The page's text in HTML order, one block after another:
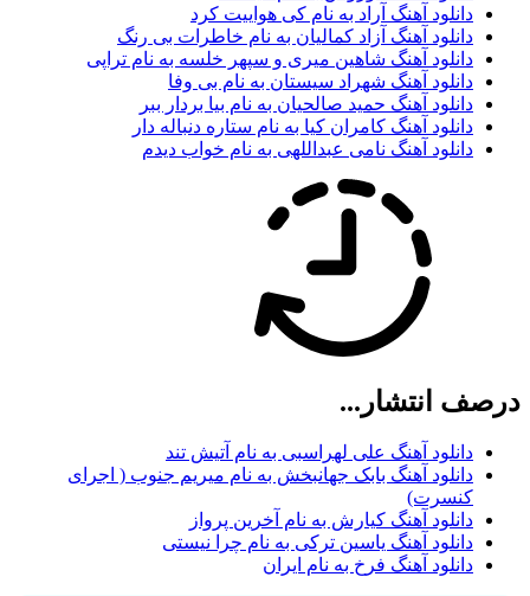
دانلود آهنگ آراد به نام کی هواییت کرد
دانلود آهنگ آزاد کمالیان به نام خاطرات بی رنگ
دانلود آهنگ شاهین میری و سپهر خلسه به نام تراپی
دانلود آهنگ شهراد سیستان به نام بی وفا
دانلود آهنگ حمید صالحیان به نام بیا بردار ببر
دانلود آهنگ کامران کیا به نام ستاره دنباله دار
دانلود آهنگ نامی عبداللهی به نام خواب دیدم
درصف انتشار...
دانلود آهنگ علی لهراسبی به نام آتیش تند
دانلود آهنگ بابک جهانبخش به نام میریم جنوب ( اجرای
کنسرت)
دانلود آهنگ کیارش به نام آخرین پرواز
دانلود آهنگ یاسین ترکی به نام چرا نیستی
دانلود آهنگ فرخ به نام ایران